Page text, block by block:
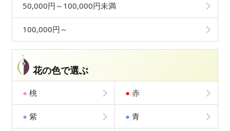
50,000円～100,000円未満
100,000円～
花の色で選ぶ
● 桃 ● 赤
● 紫 ● 青